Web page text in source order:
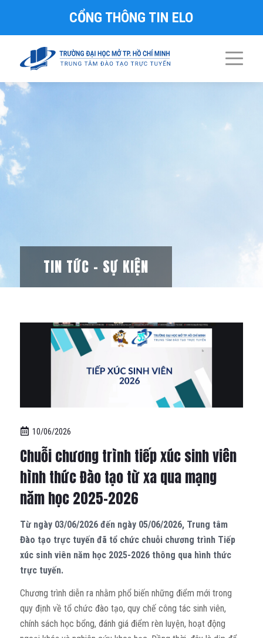
CỔNG THÔNG TIN ELO
TIN TỨC – SỰ KIỆN
10/06/2026
Chuỗi chương trình tiếp xúc sinh viên
hình thức Đào tạo từ xa qua mạng
năm học 2025-2026
Từ ngày 03/06/2026 đến ngày 05/06/2026, Trung tâm
Đào tạo trực tuyến đã tổ chức chuỗi chương trình Tiếp
xúc sinh viên năm học 2025-2026 thông qua hình thức
trực tuyến.
Chương trình diễn ra nhằm phổ biến những điểm mới trong
quy định về tổ chức đào tạo, quy chế công tác sinh viên,
chính sách học bổng, đánh giá điểm rèn luyện, hoạt động